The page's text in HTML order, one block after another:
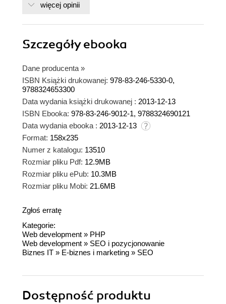
więcej opinii
Szczegółyebooka
Dane producenta »
ISBN Książki drukowanej: 978-83-246-5330-0,
9788324653300
Data wydania książki drukowanej : 2013-12-13
ISBN Ebooka: 978-83-246-9012-1, 9788324690121
Data wydania ebooka : 2013-12-13
Format: 158x235
Numer z katalogu: 13510
Rozmiar pliku Pdf: 12.9MB
Rozmiar pliku ePub: 10.3MB
Rozmiar pliku Mobi: 21.6MB
Zgłoś erratę
Kategorie:
Web development » PHP
Web development » SEO i pozycjonowanie
Biznes IT » E-biznes i marketing » SEO
Dostępność produktu